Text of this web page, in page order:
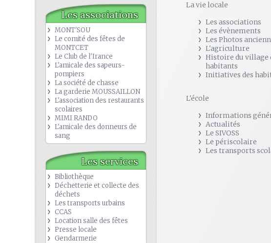
Les associations
MONT'SOU
Le comité des fêtes de
MONTCET
Le Club de l'Irance
L'amicale des sapeurs-
pompiers
La société de chasse
La garderie MOUSSAILLON
L'association des restaurants
scolaires
MIMI RANDO
L'amicale des donneurs de
sang
Les services
Bibliothèque
Déchetterie et collecte des
déchets
Les transports urbains
CCAS
Location salle des fêtes
Presse locale
Gendarmerie
La vie locale
Les associations
Les évènements
Les Photos
L'agriculture
Histoire du village
habitants
Initiatives des
L'école
Informations
Actualités
Le SIVOSS
Le périscolaire
Les transports